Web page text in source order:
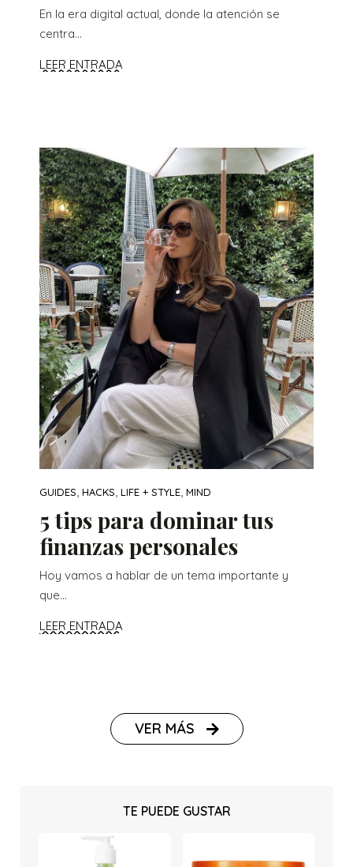
En la era digital actual, donde la atención se
centra...
LEER ENTRADA
GUIDES, HACKS, LIFE + STYLE, MIND
5 tips para dominar tus
finanzas personales
Hoy vamos a hablar de un tema importante y
que...
LEER ENTRADA
VER MÁS
TE PUEDE GUSTAR